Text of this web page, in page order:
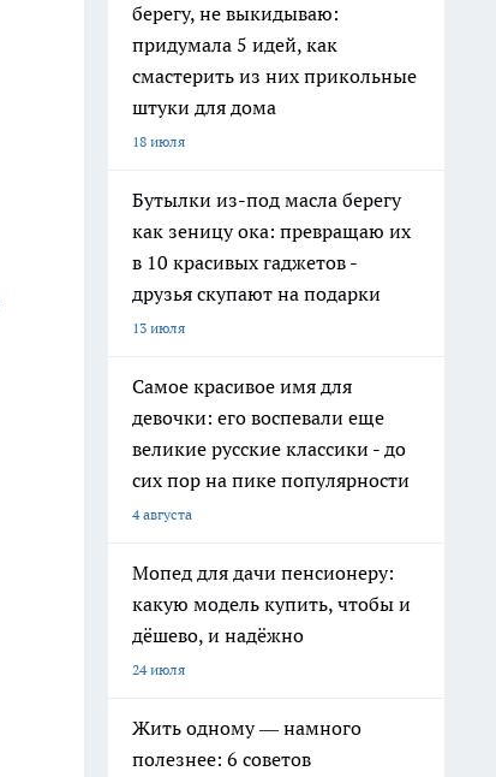
берегу, не выкидываю:
придумала 5 идей, как
смастерить из них прикольные
штуки для дома
18 июля
Бутылки из-под масла берегу
как зеницу ока: превращаю их
в 10 красивых гаджетов -
друзья скупают на подарки
13 июля
Самое красивое имя для
девочки: его воспевали еще
великие русские классики - до
сих пор на пике популярности
4 августа
Мопед для дачи пенсионеру:
какую модель купить, чтобы и
дёшево, и надёжно
24 июля
Жить одному — намного
полезнее: 6 советов